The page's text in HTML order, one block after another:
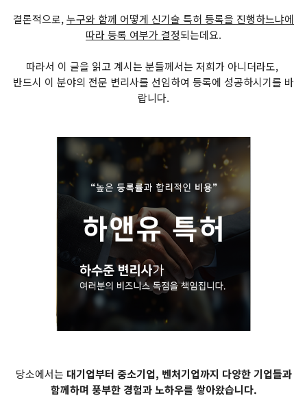
결론적으로,누구와 함께 어떻게 신기술 특허 등록을 진행하느냐에
따라 등록 여부가 결정되는데요.
따라서 이 글을 읽고 계시는 분들께서는 저희가 아니더라도,
반드시 이 분야의 전문 변리사를 선임하여 등록에 성공하시기를 바
랍니다.
당소에서는 대기업부터 중소기업, 벤처기업까지 다양한 기업들과
함께하며 풍부한 경험과 노하우를 쌓아왔습니다.